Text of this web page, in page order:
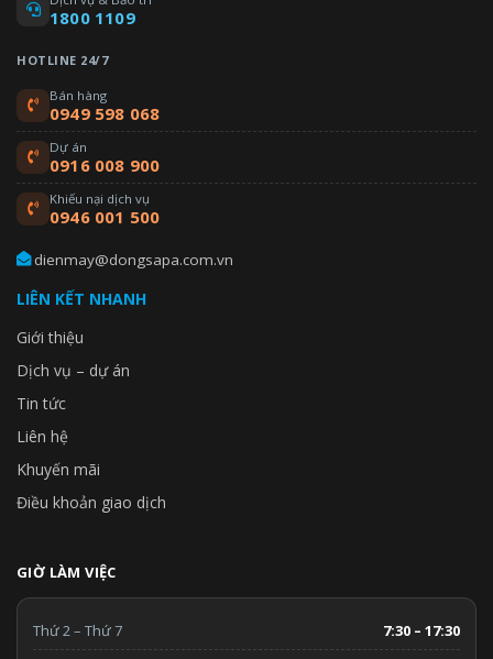
1800 1109
HOTLINE 24/7
Bán hàng
0949 598 068
Dự án
0916 008 900
Khiếu nại dịch vụ
0946 001 500
dienmay@dongsapa.com.vn
LIÊN KẾT NHANH
Giới thiệu
Dịch vụ – dự án
Tin tức
Liên hệ
Khuyến mãi
Điều khoản giao dịch
GIỜ LÀM VIỆC
Thứ 2 – Thứ 7
7:30 – 17:30